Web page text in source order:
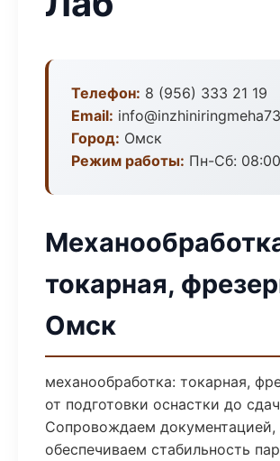
Телефон: 8 (956) 333 21 19
Email:
Город: Омск
Режим работы: Пн-Сб:
токарная,
Омск
механообработка: токарная,
от подготовки оснастки до
Сопровождаем документацией,
обеспечиваем стабильность